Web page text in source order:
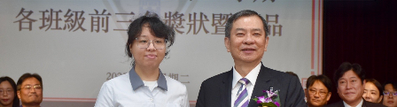
外交部發布WHA文宣影片「台灣醫療點亮世界」
及「台灣智慧醫療與健康產業展」預告短片，向
世界展現台灣守護全球健康的創新能量
總統出訪史瓦帝尼返國談話 強調臺灣人有權利
走向世界 盼與理念相近國家共同維護國際秩序
堅定走向世界 賴總統抵達史瓦帝尼王國進行國是
訪問